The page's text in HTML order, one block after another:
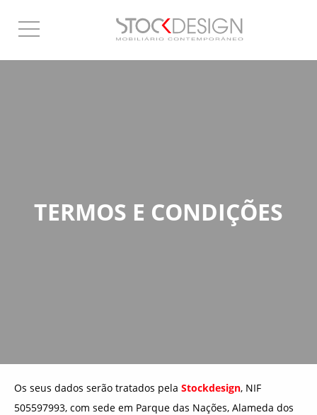
TERMOS E CONDIÇÕES
Os seus dados serão tratados pela Stockdesign, NIF
505597993, com sede em Parque das Nações, Alameda dos